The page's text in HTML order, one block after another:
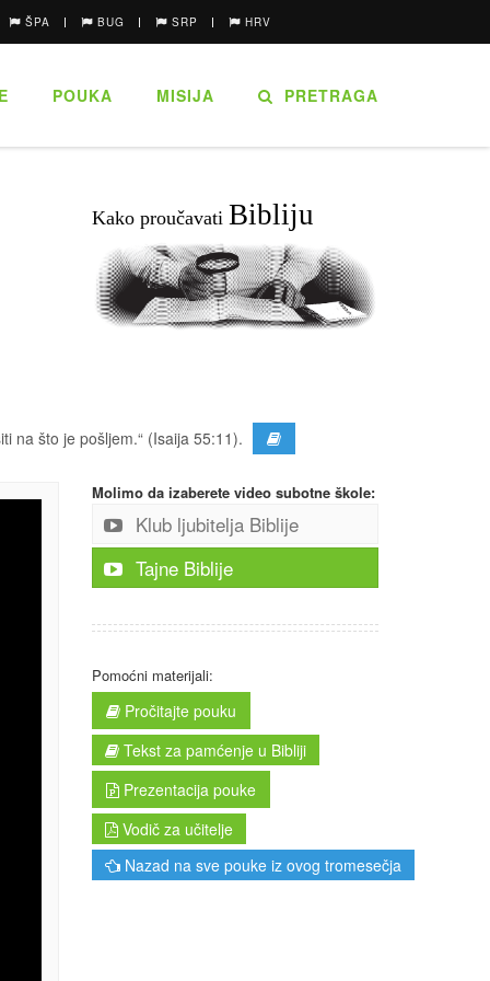
ŠPA BUG SRP HRV
POUKA MISIJA PRETRAGA
Kako proučavati Bibliju
na što je pošljem.“ (Isaija 55:11).
Molimo da izaberete video subotne škole:
Klub ljubitelja Biblije
Tajne Biblije
Pomoćni materijali:
Pročitajte pouku
Tekst za pamćenje u Bibliji
Prezentacija pouke
Vodič za učitelje
Nazad na sve pouke iz ovog tromesečja